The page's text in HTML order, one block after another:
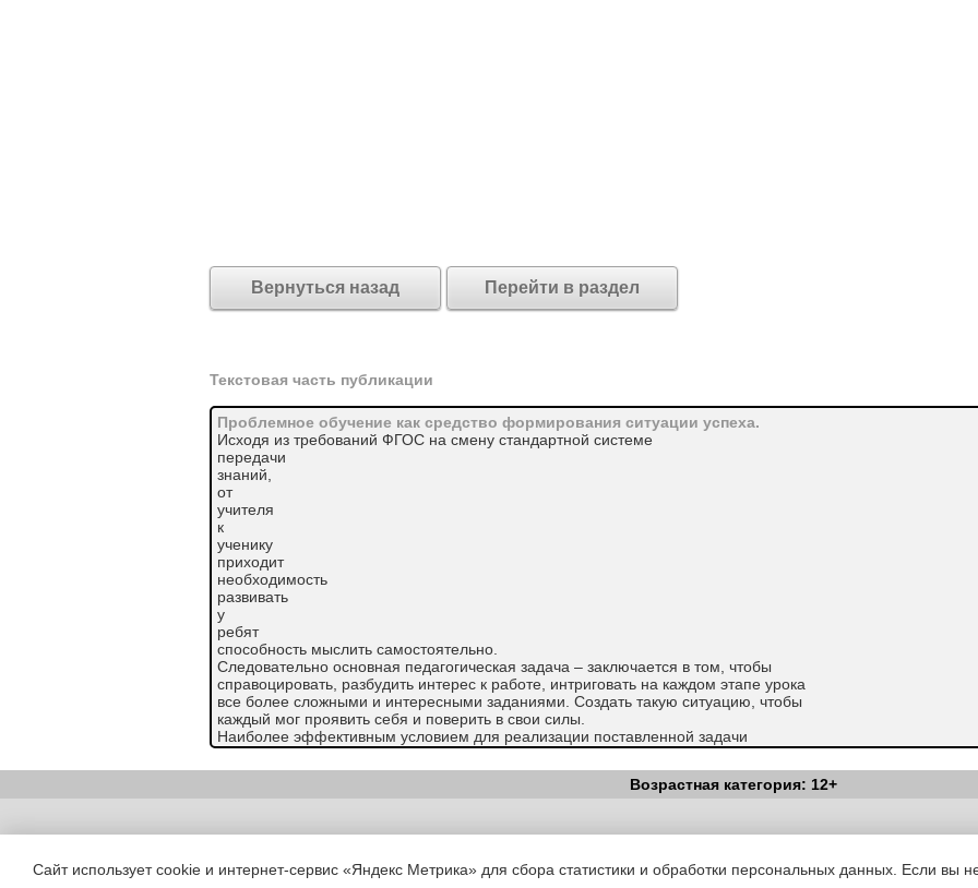
Вернуться назад Перейти в раздел
Текстовая часть публикации
Проблемное обучение как средство формирования ситуации успеха.
Исходя из требований ФГОС на смену стандартной системе
передачи
знаний,
от
учителя
к
ученику
приходит
необходимость
развивать
у
ребят
способность мыслить самостоятельно.
Следовательно основная педагогическая задача – заключается в том, чтобы
справоцировать, разбудить интерес к работе, интриговать на каждом этапе урока
все более сложными и интересными заданиями. Создать такую ситуацию, чтобы
каждый мог проявить себя и поверить в свои силы.
Наиболее эффективным условием для реализации поставленной задачи
является системно – деятельностный подход, в котором, особое место занима-
ют, технологии проблемного обучения.
- это настоящий локомотив знаний. Цель которого–
Каждый урок – интрига. Каждая секунда – борьба, борьба за внимание, ин-
Возрастная категория: 12+
Copyright (c) |Вестник Педагога|Об издании|Условия|Политика
Сайт использует cookie и интернет-сервис «Яндекс Метрика» для сбора статистики и обработки персональных данных. Если вы